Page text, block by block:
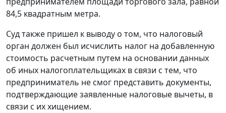
84,5 квадратным метра.
Суд также пришел к выводу о том, что налоговый
орган должен был исчислить налог на добавленную
стоимость расчетным путем на основании данных
об иных налогоплательщиках в связи с тем, что
предприниматель не смог представить документы,
подтверждающие заявленные налоговые вычеты, в
связи с их хищением.